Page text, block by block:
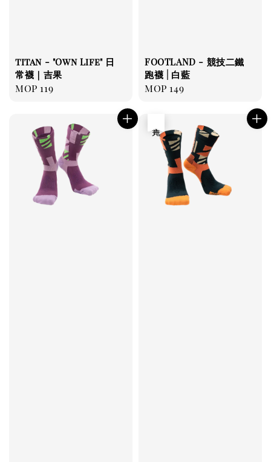
titan - "Own Life" 日
常襪｜吉果
Regular
MOP 119
FOOTLAND - 競技二鐵
跑襪 | 白藍
Regular
MOP 149